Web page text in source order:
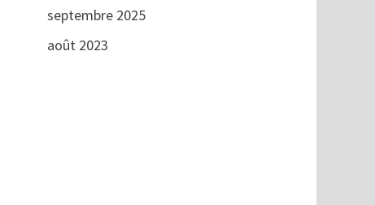
septembre 2025
août 2023